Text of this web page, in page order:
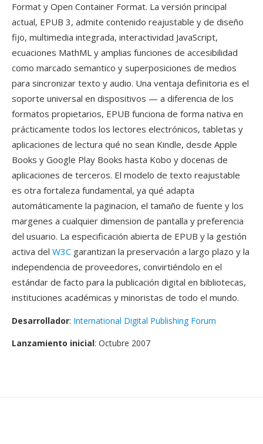
Format y Open Container Format. La versión principal
actual, EPUB 3, admite contenido reajustable y de diseño
fijo, multimedia integrada, interactividad JavaScript,
ecuaciones MathML y amplias funciones de accesibilidad
como marcado semantico y superposiciones de medios
para sincronizar texto y audio. Una ventaja definitoria es el
soporte universal en dispositivos — a diferencia de los
formatos propietarios, EPUB funciona de forma nativa en
prácticamente todos los lectores electrónicos, tabletas y
aplicaciones de lectura qué no sean Kindle, desde Apple
Books y Google Play Books hasta Kobo y docenas de
aplicaciones de terceros. El modelo de texto reajustable
es otra fortaleza fundamental, ya qué adapta
automáticamente la paginacion, el tamaño de fuente y los
margenes a cualquier dimension de pantalla y preferencia
del usuario. La especificación abierta de EPUB y la gestión
activa del W3C garantizan la preservación a largo plazo y la
independencia de proveedores, convirtiéndolo en el
estándar de facto para la publicación digital en bibliotecas,
instituciones académicas y minoristas de todo el mundo.
Desarrollador: International Digital Publishing Forum
Lanzamiento inicial: Octubre 2007